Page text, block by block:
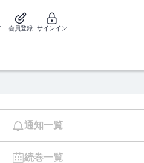
会員登録 サインイン
通知一覧
続巻一覧